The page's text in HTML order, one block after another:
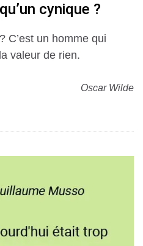
cynique ?
C’est un homme qui
valeur de rien.
Oscar Wilde